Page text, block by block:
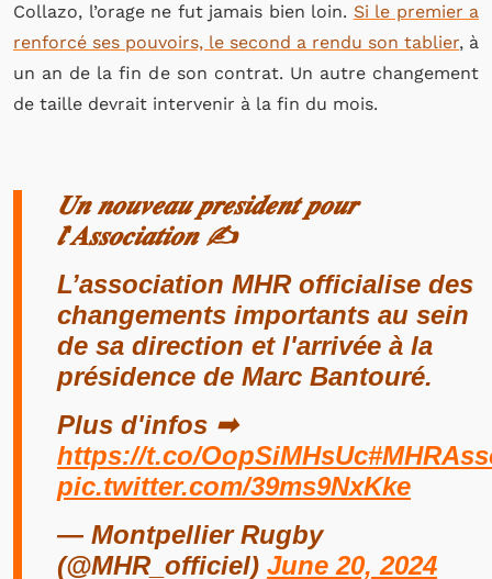
Collazo, l’orage ne fut jamais bien loin. Si le premier a
renforcé ses pouvoirs, le second a rendu son tablier, à
un an de la fin de son contrat. Un autre changement
de taille devrait intervenir à la fin du mois.
𝑼𝒏 𝒏𝒐𝒖𝒗𝒆𝒂𝒖 𝒑𝒓𝒆𝒔𝒊𝒅𝒆𝒏𝒕 𝒑𝒐𝒖𝒓
𝒍'𝑨𝒔𝒔𝒐𝒄𝒊𝒂𝒕𝒊𝒐𝒏 ✍️
L’association MHR officialise des
changements importants au sein
de sa direction et l'arrivée à la
présidence de Marc Bantouré.
Plus d'infos ➡
https://t.co/OopSiMHsUc
pic.twitter.com/39ms9NxKke
— Montpellier Rugby
(@MHR_officiel) June 20, 2024